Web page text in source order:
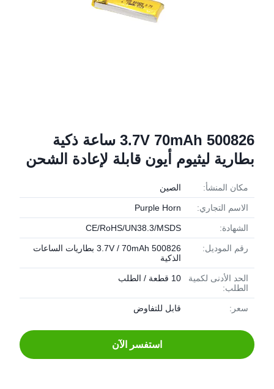
3.7V 70mAh 500826 ساعة ذكية
بطارية ليثيوم أيون قابلة لإعادة الشحن
مكان المنشأ: الصين
الاسم التجاري: Purple Horn
الشهادة: CE/RoHS/UN38.3/MSDS
رقم الموديل:
3.7V / 70mAh 500826 بطاريات الساعات
الذكية
الحد الأدنى لكمية
الطلب:
10 قطعة / الطلب
سعر: قابل للتفاوض
استفسر الآن